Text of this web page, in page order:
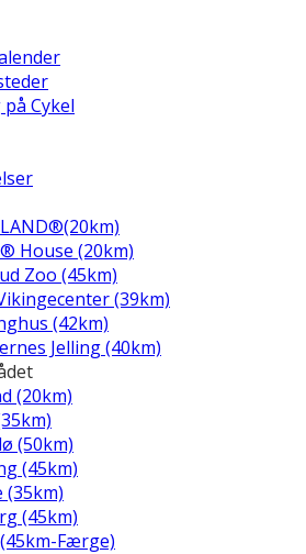
Cykel
House (20km)
Zoo (45km)
(39km)
(42km)
Jelling (40km)
(20km)
(50km)
(45km)
(35km)
(45km)
Færge)